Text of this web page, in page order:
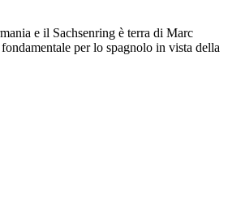
e il Sachsenring è terra di Marc
per lo spagnolo in vista della